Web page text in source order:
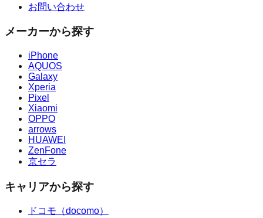
お問い合わせ
メーカーから探す
iPhone
AQUOS
Galaxy
Xperia
Pixel
Xiaomi
OPPO
arrows
HUAWEI
ZenFone
京セラ
キャリアから探す
ドコモ（docomo）